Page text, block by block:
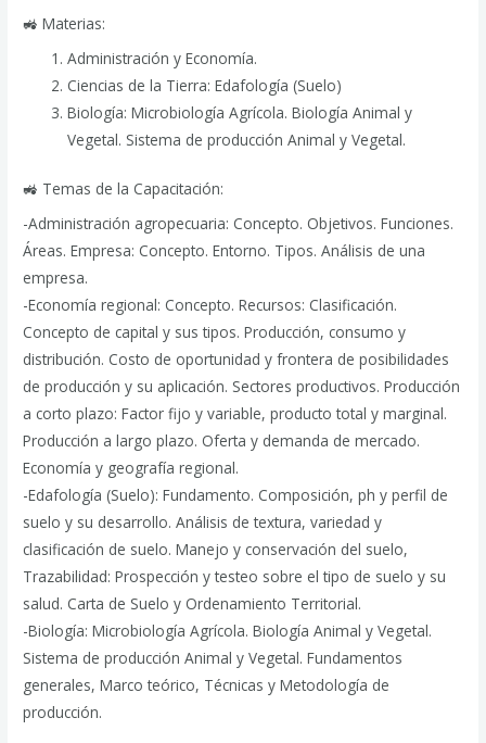
🚜 Materias:
Administración y Economía.
Ciencias de la Tierra: Edafología (Suelo)
Biología: Microbiología Agrícola. Biología Animal y
Vegetal. Sistema de producción Animal y Vegetal.
🚜 Temas de la Capacitación:
-Administración agropecuaria: Concepto. Objetivos. Funciones.
Áreas. Empresa: Concepto. Entorno. Tipos. Análisis de una
empresa.
-Economía regional: Concepto. Recursos: Clasificación.
Concepto de capital y sus tipos. Producción, consumo y
distribución. Costo de oportunidad y frontera de posibilidades
de producción y su aplicación. Sectores productivos. Producción
a corto plazo: Factor fijo y variable, producto total y marginal.
Producción a largo plazo. Oferta y demanda de mercado.
Economía y geografía regional.
-Edafología (Suelo): Fundamento. Composición, ph y perfil de
suelo y su desarrollo. Análisis de textura, variedad y
clasificación de suelo. Manejo y conservación del suelo,
Trazabilidad: Prospección y testeo sobre el tipo de suelo y su
salud. Carta de Suelo y Ordenamiento Territorial.
-Biología: Microbiología Agrícola. Biología Animal y Vegetal.
Sistema de producción Animal y Vegetal. Fundamentos
generales, Marco teórico, Técnicas y Metodología de
producción.